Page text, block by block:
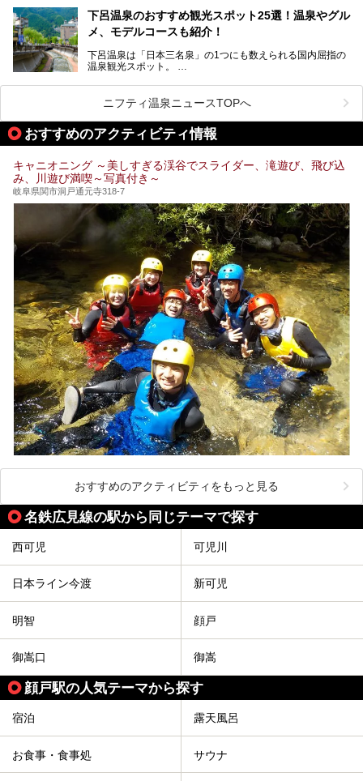
らの利用客も増え、ますます賑わいを見せています。そこで
今回は、平湯温泉の観光スポットとおすすめの温泉施設を紹
介します。気になる温泉をぜひチェックしてみてください。
下呂温泉のおすすめ観光スポット25選！温泉やグル
メ、モデルコースも紹介！
下呂温泉は「日本三名泉」の1つにも数えられる国内屈指の
温泉観光スポット。
のグルメを楽しんだり、周辺にある名所にも足を伸ばしたり
したいもの。
本記事では、下呂温泉エリアにあるおすすめの観光スポット
をご紹介するとともに散策する際のモデルコースもご提案。
下呂温泉観光をたっぷりとガイドします！
ニフティ温泉ニュースTOPへ
おすすめのアクティビティ情報
キャニオニング ～美しすぎる渓谷でスライダー、滝遊び、飛び込
み、川遊び満喫～写真付き～
岐阜県関市洞戸通元寺318-7
おすすめのアクティビティをもっと見る
名鉄広見線の駅から同じテーマで探す
西可児 可児川
日本ライン今渡 新可児
明智 顔戸
御嵩口 御嵩
顔戸駅の人気テーマから探す
宿泊 露天風呂
お食事・食事処 サウナ